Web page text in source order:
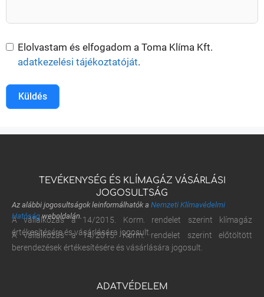
Elolvastam és elfogadom a Toma Klíma Kft.
adatkezelési tájékoztatóját.
Küldés
TEVÉKENYSÉG ÉS KLÍMAGÁZ VÁSÁRLÁSI
JOGOSULTSÁG
Az alábbi jogosultságok leinformálhatók a Nemzeti Klímavédelmi
Hatóságweboldalán.
A vállalkozás a 14/2015. Korm. rendelet szerint klímagáz
értékesítésére és vásárlására jogosult.
A vállalkozás a 14/2015. Korm. rendelet szerint előtöltött
berendezések értékesítésére és vásárlására jogosult.
ADATVÉDELEM